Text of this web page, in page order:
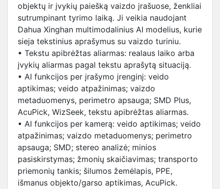
objektų ir įvykių paiešką vaizdo įrašuose, ženkliai
sutrumpinant tyrimo laiką. Ji veikia naudojant
Dahua Xinghan multimodalinius AI modelius, kurie
sieja tekstinius aprašymus su vaizdo turiniu.
• Tekstu apibrėžtas aliarmas: realaus laiko arba
įvykių aliarmas pagal tekstu aprašytą situaciją.
• AI funkcijos per įrašymo įrenginį: veido
aptikimas; veido atpažinimas; vaizdo
metaduomenys, perimetro apsauga; SMD Plus,
AcuPick, WizSeek, tekstu apibrėžtas aliarmas.
• AI funkcijos per kamerą: veido aptikimas; veido
atpažinimas; vaizdo metaduomenys; perimetro
apsauga; SMD; stereo analizė; minios
pasiskirstymas; žmonių skaičiavimas; transporto
priemonių tankis; šilumos žemėlapis, PPE,
išmanus objekto/garso aptikimas, AcuPick.